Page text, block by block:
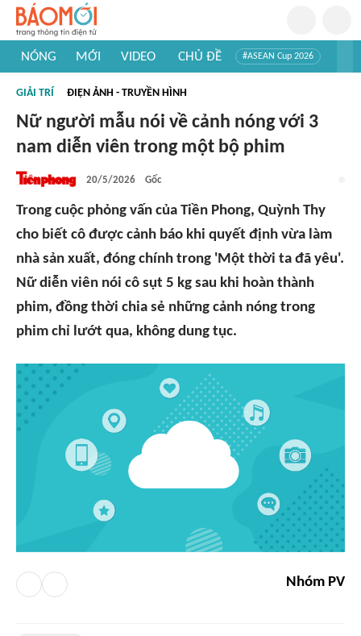
NÓNG MỚI VIDEO CHỦ ĐỀ #ASEAN Cup 2026
#Khám phá thế giới
GIẢI TRÍ ĐIỆN ẢNH - TRUYỀN HÌNH
Nữ người mẫu nói về cảnh nóng với 3
nam diễn viên trong một bộ phim
20/5/2026 Gốc
Trong cuộc phỏng vấn của Tiền Phong, Quỳnh Thy
cho biết cô được cảnh báo khi quyết định vừa làm
nhà sản xuất, đóng chính trong 'Một thời ta đã yêu'.
Nữ diễn viên nói cô sụt 5 kg sau khi hoàn thành
phim, đồng thời chia sẻ những cảnh nóng trong
phim chỉ lướt qua, không dung tục.
Nhóm PV